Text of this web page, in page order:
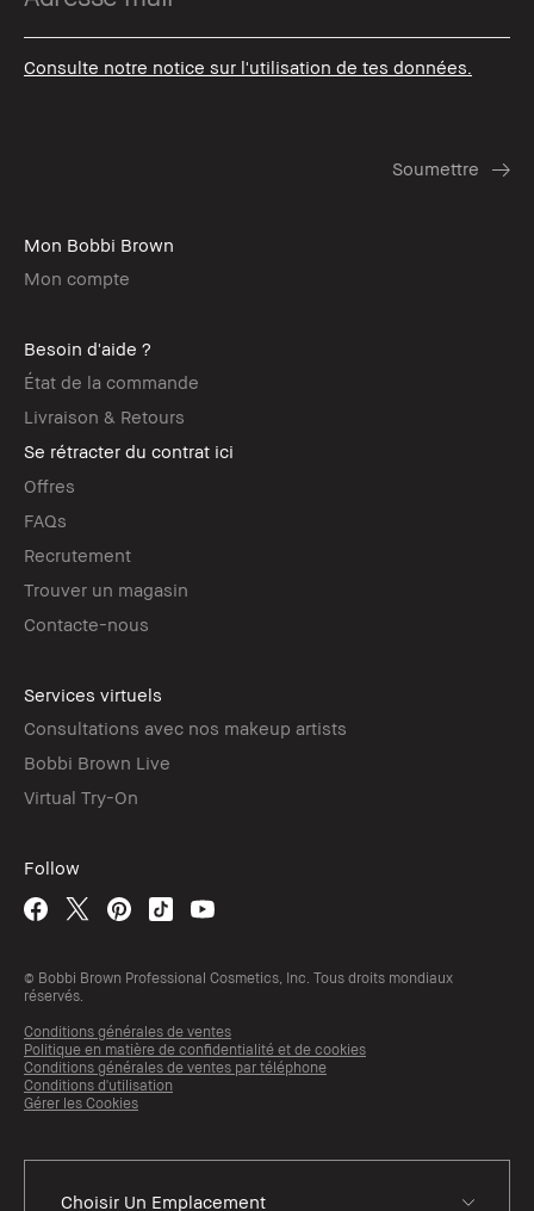
Consulte notre notice sur l'utilisation de tes données.
Mon Bobbi Brown
Mon compte
Besoin d'aide ?
État de la commande
Livraison & Retours
Se rétracter du contrat ici
Offres
FAQs
Recrutement
Trouver un magasin
Contacte-nous
Services virtuels
Consultations avec nos makeup artists
Bobbi Brown Live
Virtual Try-On
Follow
© Bobbi Brown Professional Cosmetics, Inc. Tous droits mondiaux
réservés.
Conditions générales de ventes
Politique en matière de confidentialité et de cookies
Conditions générales de ventes par téléphone
Conditions d'utilisation
Gérer les Cookies